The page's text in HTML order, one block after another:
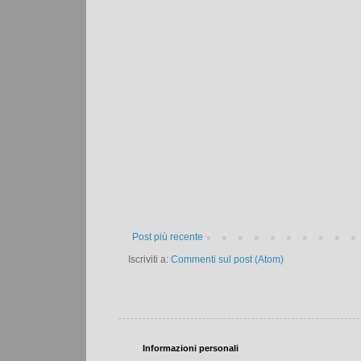
Post più recente
Iscriviti a: Commenti sul post (Atom)
Informazioni personali